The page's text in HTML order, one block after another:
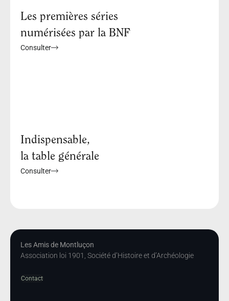
Les premières séries
numérisées par la BNF
Consulter
Indispensable,
la table générale
Consulter
Les Amis de Montluçon
Association loi 1901, Société d’Histoire et d’Archéologie
Contact